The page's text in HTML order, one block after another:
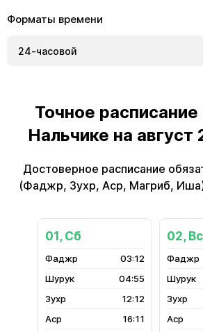
Форматы времени
Точное расписание
Нальчике на август
Достоверное расписание
(Фаджр, Зухр, Аср, Магриб, Иша)
01, Сб
03:12
04:55
12:12
16:11
02, Вс